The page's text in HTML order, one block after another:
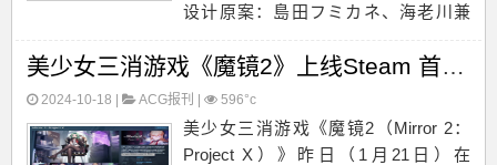
设计原案：島田フミカネ、海老川兼
构成：杉原研二动画制作：ノーマッド
製作・...
美少女三消游戏《魔镜2》上线Steam 首发特惠仅6.6元
2024-10-18 | ACG报刊 596°c
美少女三消游戏《魔镜2（Mirror 2：
Project X）》昨日（1月21日）在